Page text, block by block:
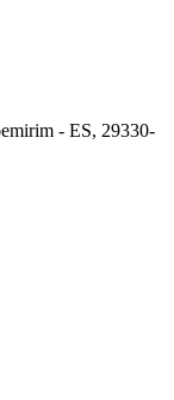
- ES, 29330-